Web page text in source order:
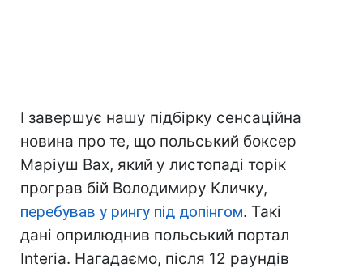
І завершує нашу підбірку сенсаційна
новина про те, що польський боксер
Маріуш Вах, який у листопаді торік
програв бій Володимиру Кличку,
перебував у рингу під допінгом. Такі
дані оприлюднив польський портал
Interia. Нагадаємо, після 12 раундів